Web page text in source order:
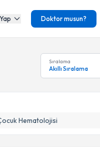
Doktor musun?
Sıralama
Akıllı Sıralama
Hematolojisi